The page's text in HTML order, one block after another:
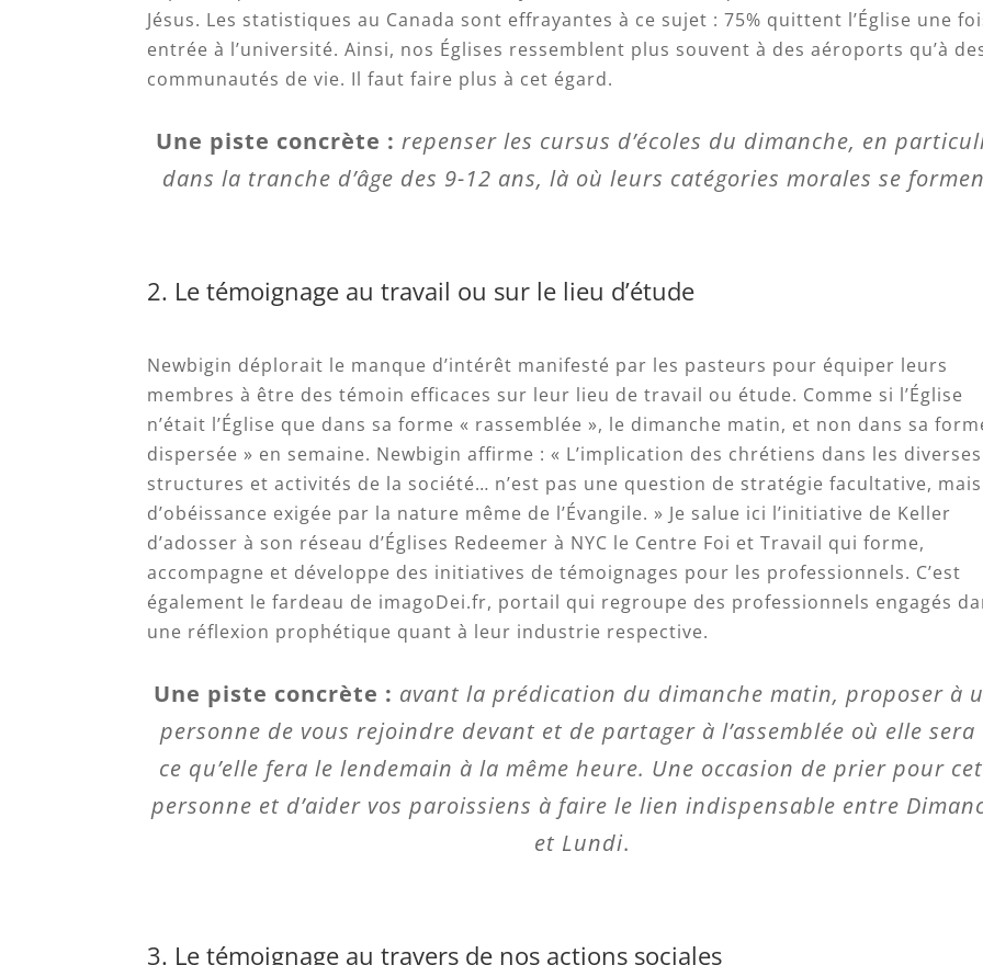
Jésus. Les statistiques au Canada sont effrayantes à ce sujet : 75% quittent l’Église une
entrée à l’université. Ainsi, nos Églises ressemblent plus souvent à des aéroports qu’à
communautés de vie. Il faut faire plus à cet égard.
Une piste concrète : repenser les cursus d’écoles du dimanche, en
dans la tranche d’âge des 9-12 ans, là où leurs catégories morales se
2. Le témoignage au travail ou sur le lieu d’étude
Newbigin déplorait le manque d’intérêt manifesté par les pasteurs pour équiper leurs
membres à être des témoin efficaces sur leur lieu de travail ou étude. Comme si l’Église
n’était l’Église que dans sa forme « rassemblée », le dimanche matin, et non dans sa
dispersée » en semaine. Newbigin affirme : « L’implication des chrétiens dans les diverses
structures et activités de la société… n’est pas une question de stratégie facultative, mais
d’obéissance exigée par la nature même de l’Évangile. » Je salue ici l’initiative de Keller
d’adosser à son réseau d’Églises Redeemer à NYC le Centre Foi et Travail qui forme,
accompagne et développe des initiatives de témoignages pour les professionnels. C’est
également le fardeau de imagoDei.fr, portail qui regroupe des professionnels engagés
une réflexion prophétique quant à leur industrie respective.
Une piste concrète : avant la prédication du dimanche matin, proposer à
personne de vous rejoindre devant et de partager à l’assemblée où elle sera
ce qu’elle fera le lendemain à la même heure. Une occasion de prier pour
personne et d’aider vos paroissiens à faire le lien indispensable entre
et Lundi.
3. Le témoignage au travers de nos actions sociales